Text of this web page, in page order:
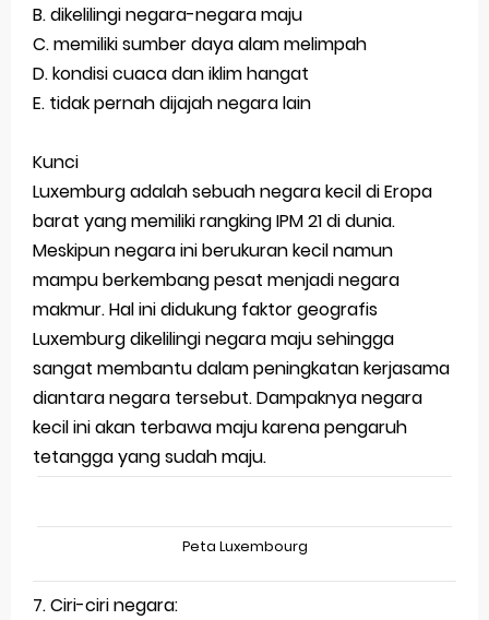
B. dikelilingi negara-negara maju
C. memiliki sumber daya alam melimpah
D. kondisi cuaca dan iklim hangat
E. tidak pernah dijajah negara lain
Kunci
Luxemburg adalah sebuah negara kecil di Eropa
barat yang memiliki rangking IPM 21 di dunia.
Meskipun negara ini berukuran kecil namun
mampu berkembang pesat menjadi negara
makmur. Hal ini didukung faktor geografis
Luxemburg dikelilingi negara maju sehingga
sangat membantu dalam peningkatan kerjasama
diantara negara tersebut. Dampaknya negara
kecil ini akan terbawa maju karena pengaruh
tetangga yang sudah maju.
Peta Luxembourg
7. Ciri-ciri negara: